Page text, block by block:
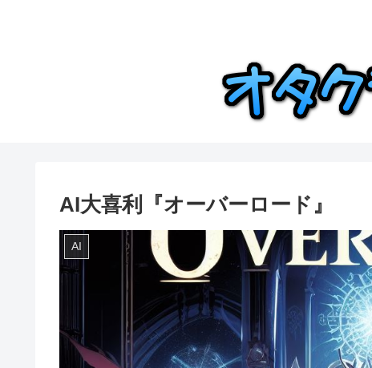
AI大喜利『オーバーロード』
AI